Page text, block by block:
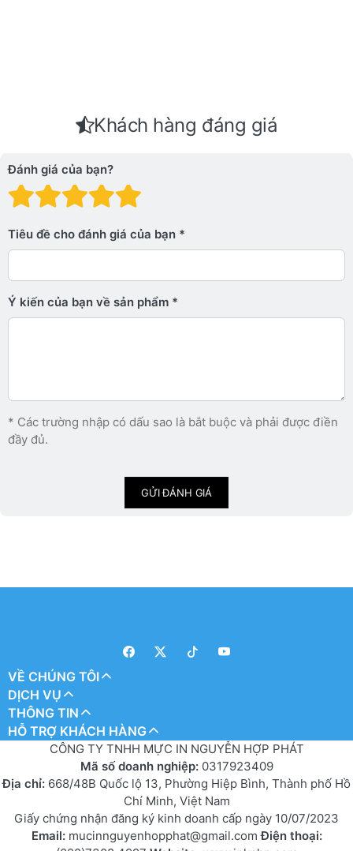
Khách hàng đáng giá
Đánh giá của bạn?
Đánh giá: 4 trên 5
Đánh giá: 3 trên 5 sao.
Đánh giá: 2 trên 5 sao.
Đánh giá: 1 trên 5 sao. Xấu
Tiêu đề cho đánh giá của bạn
Ý kiến ​​của bạn về sản phẩm
* Các trường nhập có dấu sao là bắt buộc và phải được điền
đầy đủ.
GỬI ĐÁNH GIÁ
VỀ CHÚNG TÔI
DỊCH VỤ
THÔNG TIN
HỖ TRỢ KHÁCH HÀNG
CÔNG TY TNHH MỰC IN NGUYỄN HỢP PHÁT
Mã số doanh nghiệp: 0317923409
Địa chỉ: 668/48B Quốc lộ 13, Phường Hiệp Bình, Thành phố Hồ
Chí Minh, Việt Nam
Giấy chứng nhận đăng ký kinh doanh cấp ngày 10/07/2023
Email: mucinnguyenhopphat@gmail.comĐiện thoại: